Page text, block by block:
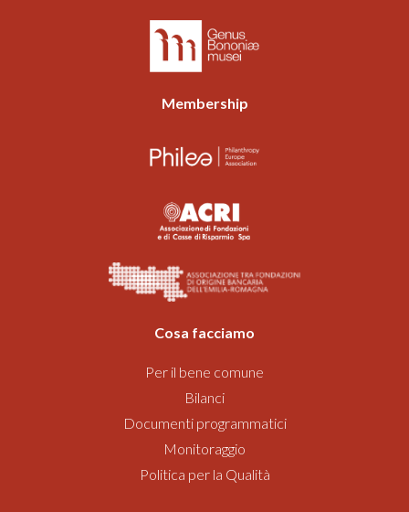
Membership
Cosa facciamo
Per il bene comune
Bilanci
Documenti programmatici
Monitoraggio
Politica per la Qualità